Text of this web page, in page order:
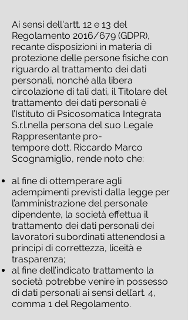
Ai sensi dell'artt. 12 e 13 del
Regolamento 2016/679 (GDPR),
recante disposizioni in materia di
protezione delle persone fisiche con
riguardo al trattamento dei dati
personali, nonché alla libera
circolazione di tali dati, il Titolare del
trattamento dei dati personali è
l’Istituto di Psicosomatica Integrata
S.r.l.nella persona del suo Legale
Rappresentante pro-
tempore dott. Riccardo Marco
Scognamiglio, rende noto che:
al fine di ottemperare agli
adempimenti previsti dalla legge per
l’amministrazione del personale
dipendente, la società effettua il
trattamento dei dati personali dei
lavoratori subordinati attenendosi a
principi di correttezza, liceità e
trasparenza;
al fine dell’indicato trattamento la
società potrebbe venire in possesso
di dati personali ai sensi dell’art. 4,
comma 1 del Regolamento.